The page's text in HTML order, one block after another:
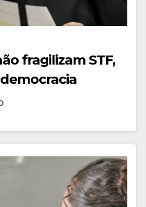
fragilizam STF,